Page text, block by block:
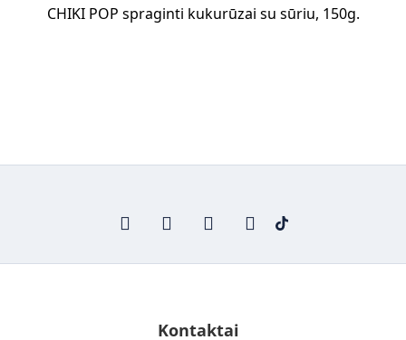
CHIKI POP spraginti kukurūzai su sūriu, 150g.
Kontaktai